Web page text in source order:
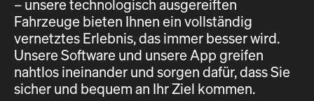
– unsere technologisch ausgereiften
Fahrzeuge bieten Ihnen ein vollständig
vernetztes Erlebnis, das immer besser wird.
Unsere Software und unsere App greifen
nahtlos ineinander und sorgen dafür, dass Sie
sicher und bequem an Ihr Ziel kommen.